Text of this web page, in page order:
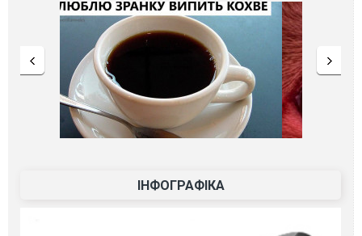
ІНФОГРАФІКА